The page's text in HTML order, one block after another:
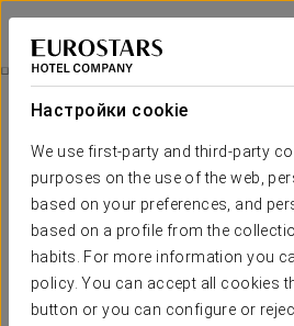
Настройки cookie
We use first-party and third-party
purposes on the use of the web,
based on your preferences, and
based on a profile from the
habits. For more information you
policy. You can accept all cookies
button or you can configure or
Exe Almería Centro
ALMERÍA
Номера
Необходимые
отдых
Номера отеля Exe Almería Centro
чтобы предложить расслабляющее и
Каждое пространство создано для
комфорта в уютной атмосфере,